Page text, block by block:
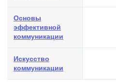
Основы
эффективной
коммуникации
Искусство
коммуникации